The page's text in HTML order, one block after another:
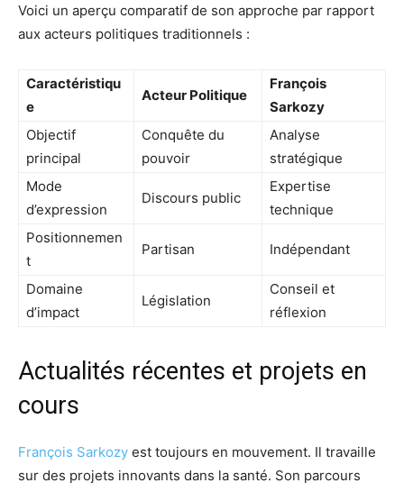
Voici un aperçu comparatif de son approche par rapport
aux acteurs politiques traditionnels :
Caractéristiqu
e
Acteur Politique
François
Sarkozy
Objectif
principal
Conquête du
pouvoir
Analyse
stratégique
Mode
d’expression
Discours public
Expertise
technique
Positionnemen
t
Partisan Indépendant
Domaine
d’impact
Législation
Conseil et
réflexion
Actualités récentes et projets en
cours
François Sarkozy est toujours en mouvement. Il travaille
sur des projets innovants dans la santé. Son parcours